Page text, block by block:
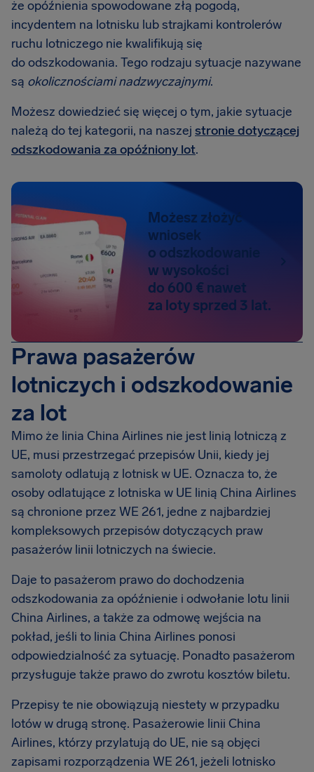
że opóźnienia spowodowane złą pogodą,
incydentem na lotnisku lub strajkami kontrolerów
ruchu lotniczego nie kwalifikują się
do odszkodowania. Tego rodzaju sytuacje nazywane
są okolicznościami nadzwyczajnymi.
Możesz dowiedzieć się więcej o tym, jakie sytuacje
należą do tej kategorii, na naszej stronie dotyczącej
odszkodowania za opóźniony lot.
Możesz złożyć
wniosek
o odszkodowanie
w wysokości
do 600 € nawet
za loty sprzed 3 lat.
Prawa pasażerów
lotniczych i odszkodowanie
za lot
Mimo że linia China Airlines nie jest linią lotniczą z
UE, musi przestrzegać przepisów Unii, kiedy jej
samoloty odlatują z lotnisk w UE. Oznacza to, że
osoby odlatujące z lotniska w UE linią China Airlines
są chronione przez WE 261, jedne z najbardziej
kompleksowych przepisów dotyczących praw
pasażerów linii lotniczych na świecie.
Daje to pasażerom prawo do dochodzenia
odszkodowania za opóźnienie i odwołanie lotu linii
China Airlines, a także za odmowę wejścia na
pokład, jeśli to linia China Airlines ponosi
odpowiedzialność za sytuację. Ponadto pasażerom
przysługuje także prawo do zwrotu kosztów biletu.
Przepisy te nie obowiązują niestety w przypadku
lotów w drugą stronę. Pasażerowie linii China
Airlines, którzy przylatują do UE, nie są objęci
zapisami rozporządzenia WE 261, jeżeli lotnisko